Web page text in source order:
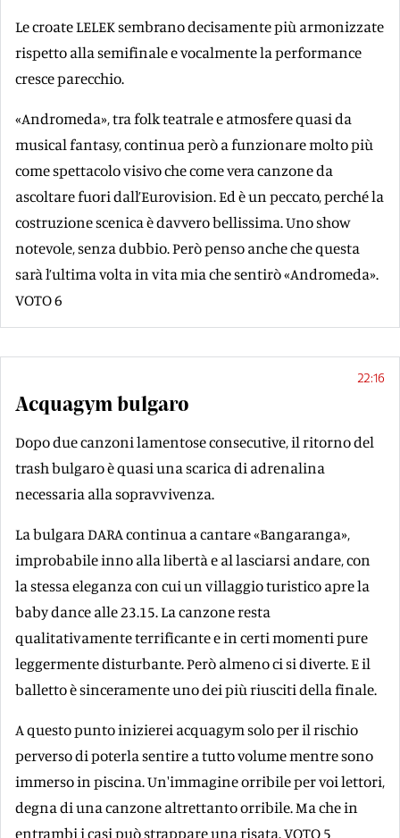
Le croate LELEK sembrano decisamente più armonizzate
rispetto alla semifinale e vocalmente la performance
cresce parecchio.
«Andromeda», tra folk teatrale e atmosfere quasi da
musical fantasy, continua però a funzionare molto più
come spettacolo visivo che come vera canzone da
ascoltare fuori dall’Eurovision. Ed è un peccato, perché la
costruzione scenica è davvero bellissima. Uno show
notevole, senza dubbio. Però penso anche che questa
sarà l’ultima volta in vita mia che sentirò «Andromeda».
VOTO 6
22:16
Acquagym bulgaro
Dopo due canzoni lamentose consecutive, il ritorno del
trash bulgaro è quasi una scarica di adrenalina
necessaria alla sopravvivenza.
La bulgara DARA continua a cantare «Bangaranga»,
improbabile inno alla libertà e al lasciarsi andare, con
la stessa eleganza con cui un villaggio turistico apre la
baby dance alle 23.15. La canzone resta
qualitativamente terrificante e in certi momenti pure
leggermente disturbante. Però almeno ci si diverte. E il
balletto è sinceramente uno dei più riusciti della finale.
A questo punto inizierei acquagym solo per il rischio
perverso di poterla sentire a tutto volume mentre sono
immerso in piscina. Un'immagine orribile per voi lettori,
degna di una canzone altrettanto orribile. Ma che in
entrambi i casi può strappare una risata. VOTO 5